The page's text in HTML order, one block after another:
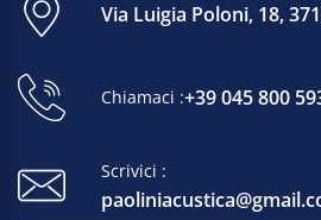
Via Luigia Poloni, 18,
Chiamaci :+39 045 800
Scrivici :